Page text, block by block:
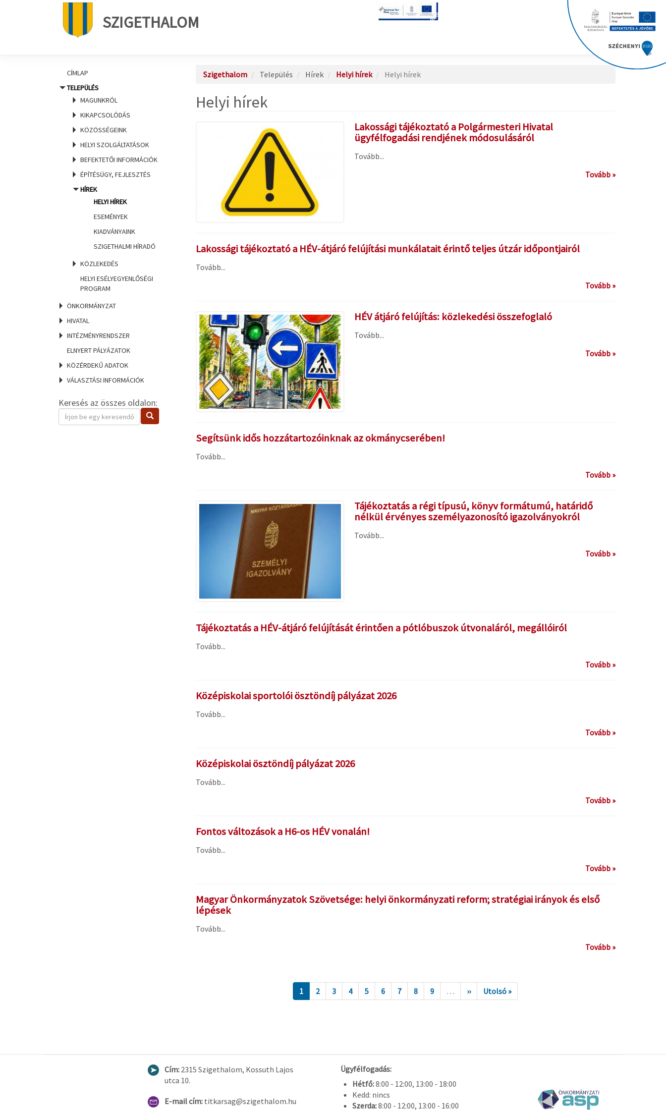
SZIGETHALOM
CÍMLAP
TELEPÜLÉS
MAGUNKRÓL
KIKAPCSOLÓDÁS
KÖZÖSSÉGEINK
HELYI SZOLGÁLTATÁSOK
BEFEKTETŐI INFORMÁCIÓK
ÉPÍTÉSÜGY, FEJLESZTÉS
HÍREK
HELYI HÍREK
ESEMÉNYEK
KIADVÁNYAINK
SZIGETHALMI HÍRADÓ
KÖZLEKEDÉS
HELYI ESÉLYEGYENLŐSÉGI
PROGRAM
ÖNKORMÁNYZAT
HIVATAL
INTÉZMÉNYRENDSZER
ELNYERT PÁLYÁZATOK
KÖZÉRDEKŰ ADATOK
VÁLASZTÁSI INFORMÁCIÓK
Keresés az összes oldalon:
Keresendő
kifejezés
Keresés
Szigethalom Település Hírek Helyi hírek Helyi hírek
Helyi hírek
Lakossági tájékoztató a Polgármesteri Hivatal
ügyfélfogadási rendjének módosulásáról
Tovább...
Tovább »
Lakossági tájékoztató a HÉV-átjáró felújítási munkálatait érintő teljes útzár időpontjairól
Tovább...
Tovább »
HÉV átjáró felújítás: közlekedési összefoglaló
Tovább...
Tovább »
Segítsünk idős hozzátartozóinknak az okmánycserében!
Tovább...
Tovább »
Tájékoztatás a régi típusú, könyv formátumú, határidő
nélkül érvényes személyazonosító igazolványokról
Tovább...
Tovább »
Tájékoztatás a HÉV-átjáró felújítását érintően a pótlóbuszok útvonaláról, megállóiról
Tovább...
Tovább »
Középiskolai sportolói ösztöndíj pályázat 2026
Tovább...
Tovább »
Középiskolai ösztöndíj pályázat 2026
Tovább...
Tovább »
Fontos változások a H6-os HÉV vonalán!
Tovább...
Tovább »
Magyar Önkormányzatok Szövetsége: helyi önkormányzati reform; stratégiai irányok és első
lépések
Tovább...
Tovább »
1 2 3 4 5 6 7 8 9 … ›› Utolsó »
Cím: 2315 Szigethalom, Kossuth Lajos
utca 10.
E-mail cím: titkarsag@szigethalom.hu
Ügyfélfogadás:
Hétfő:8:00 - 12:00, 13:00 - 18:00
Kedd: nincs
Szerda:8:00 - 12:00, 13:00 - 16:00